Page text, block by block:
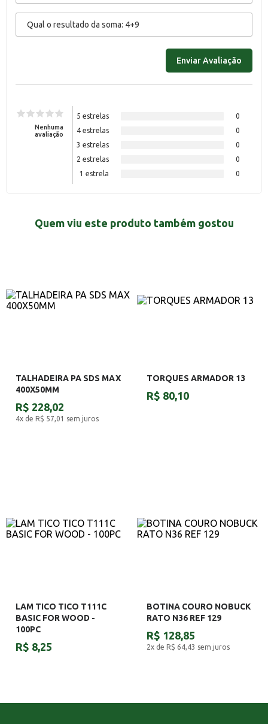
Nenhuma
avaliação
5 estrelas
0
4 estrelas
0
3 estrelas
0
2 estrelas
0
1 estrela
0
Quem viu este produto também gostou
TALHADEIRA PA SDS MAX
400X50MM
R$ 228,02
4x de R$ 57,01 sem juros
TORQUES ARMADOR 13
R$ 80,10
LAM TICO TICO T111C
BASIC FOR WOOD -
100PC
R$ 8,25
BOTINA COURO NOBUCK
RATO N36 REF 129
R$ 128,85
2x de R$ 64,43 sem juros